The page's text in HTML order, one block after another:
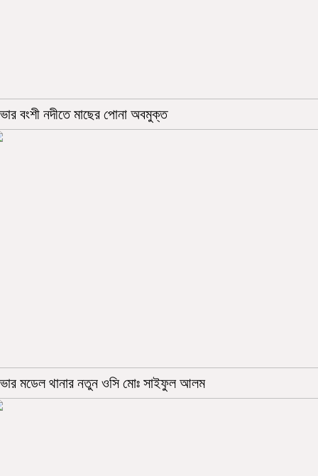
বংশী নদীতে মাছের পোনা অবমুক্ত
মডেল থানার নতুন ওসি মোঃ সাইফুল আলম